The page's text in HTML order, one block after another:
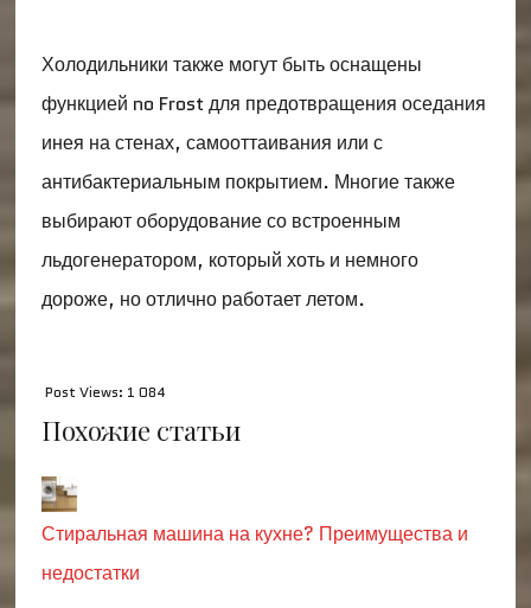
Холодильники также могут быть оснащены
функцией no Frost для предотвращения оседания
инея на стенах, самооттаивания или с
антибактериальным покрытием. Многие также
выбирают оборудование со встроенным
льдогенератором, который хоть и немного
дороже, но отлично работает летом.
Post Views: 1 084
Похожие статьи
Стиральная машина на кухне? Преимущества и
недостатки